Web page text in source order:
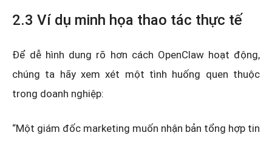
2.3 Ví dụ minh họa thao tác thực tế
Để dễ hình dung rõ hơn cách OpenClaw hoạt động,
chúng ta hãy xem xét một tình huống quen thuộc
trong doanh nghiệp:
“Một giám đốc marketing muốn nhận bản tổng hợp tin